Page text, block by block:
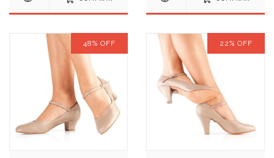
48% OFF 22% OFF